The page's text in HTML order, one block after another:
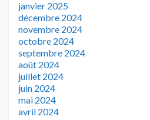
janvier 2025
décembre 2024
novembre 2024
octobre 2024
septembre 2024
août 2024
juillet 2024
juin 2024
mai 2024
avril 2024